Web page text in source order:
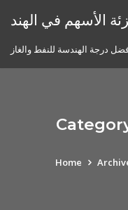
الأسهم في الهند
درجة الهندسة للنفط والغاز
Home